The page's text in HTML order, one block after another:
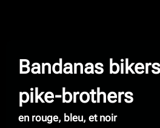
Bandanas
pike-brothers
en rouge, bleu, et noir